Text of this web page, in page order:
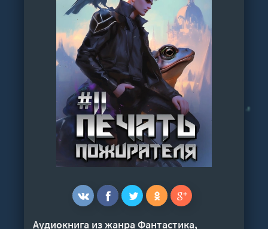
Аудиокнига из жанраФантастика,